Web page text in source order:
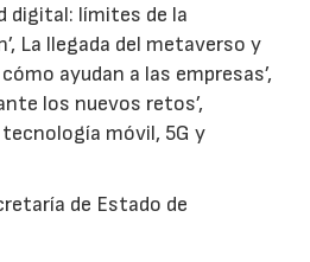
digital: límites de la
La llegada del metaverso y
ayudan a las empresas’,
los nuevos retos’,
tecnología móvil, 5G y
de Estado de